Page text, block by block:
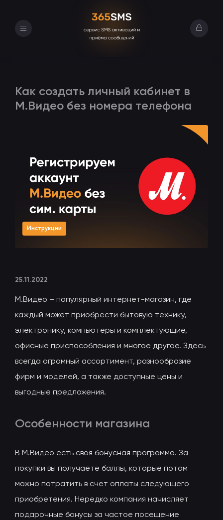
Как создать личный кабинет в
М.Видео без номера телефона
Инструкции
25.11.2022
М.Видео – популярный интернет-магазин, где
каждый может приобрести бытовую технику,
электронику, компьютеры и комплектующие,
офисные приспособления и многое другое. Здесь
всегда огромный ассортимент, разнообразие
фирм и моделей, а также доступные цены и
выгодные предложения.
Особенности магазина
В М.Видео есть своя бонусная программа. За
покупки вы получаете баллы, которые потом
можно потратить в счет оплаты следующего
приобретения. Нередко компания начисляет
подарочные бонусы за частое посещение